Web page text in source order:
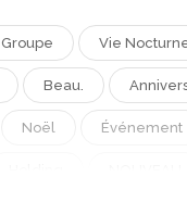
Groupe Vie
Beau.
Noël Événement